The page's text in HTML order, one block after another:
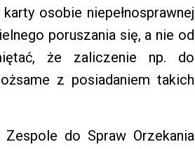
osobie niepełnosprawnej
poruszania się, a nie od
że zaliczenie np. do
z posiadaniem takich
do Spraw Orzekania